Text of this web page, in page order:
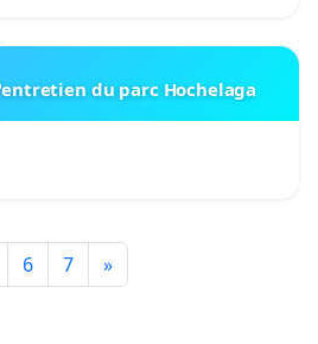
du parc Hochelaga
6 7 »